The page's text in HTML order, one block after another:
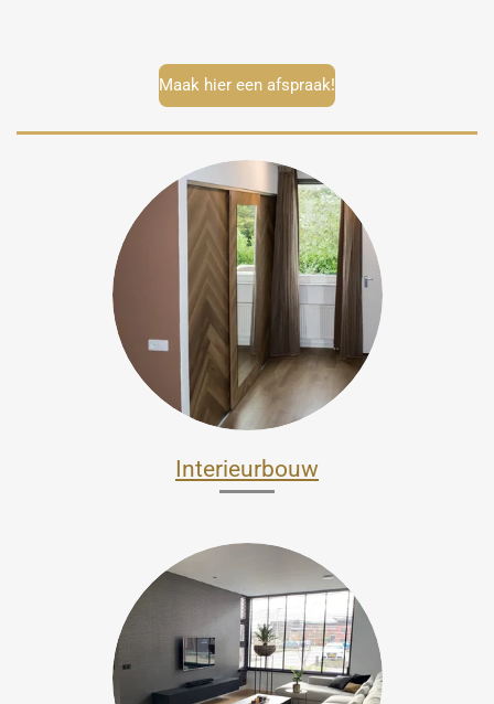
Maak hier een afspraak!
Interieurbouw